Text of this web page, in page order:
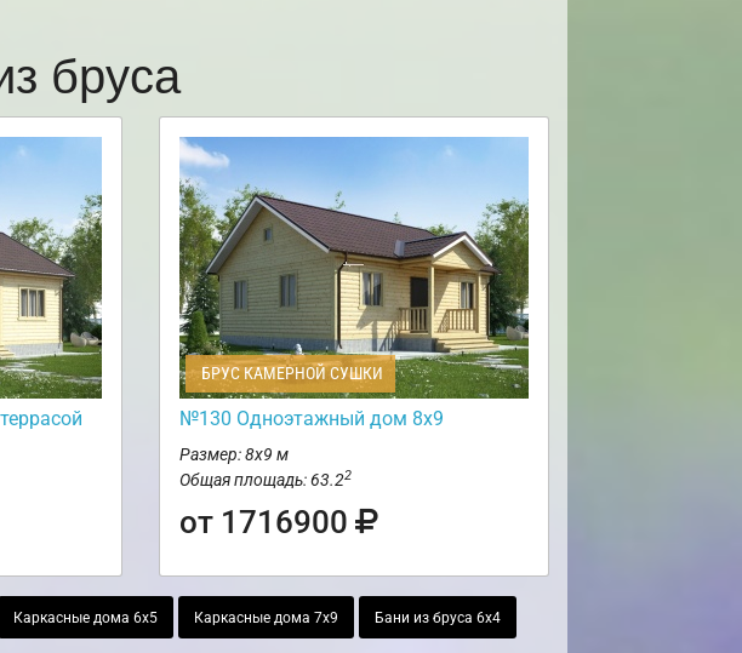
бруса
БРУС КАМЕРНОЙ СУШКИ
№130 Одноэтажный дом 8х9
Размер: 8х9 м
Общая площадь: 63.22
от 1716900
Каркасные дома 6х5 Каркасные дома 7х9 Бани из бруса 6х4